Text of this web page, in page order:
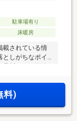
駐車場有り
床暖房
載されている情
としがちなポイ
品川では、物件
も含めて、一緒
。相談だけで
料)